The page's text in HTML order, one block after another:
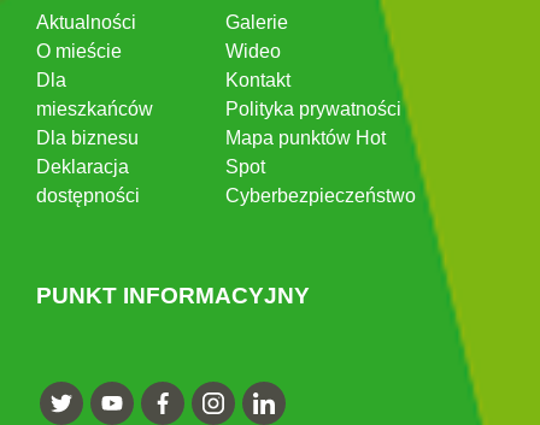
Aktualności
O mieście
Dla
mieszkańców
Dla biznesu
Deklaracja
dostępności
Galerie
Wideo
Kontakt
Polityka prywatności
Mapa punktów Hot
Spot
Cyberbezpieczeństwo
PUNKT INFORMACYJNY